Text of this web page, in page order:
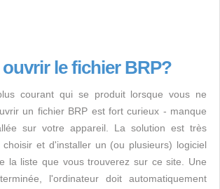
le fichier BRP?
courant qui se produit lorsque vous ne
un fichier BRP est fort curieux - manque
sur votre appareil. La solution est très
et d'installer un (ou plusieurs) logiciel
la liste que vous trouverez sur ce site. Une
l'ordinateur doit automatiquement